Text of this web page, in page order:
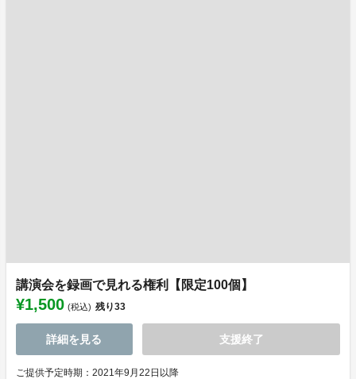
講演会を録画で見れる権利【限定100個】
¥1,500 (税込) 残り33
詳細を見る 支援終了
ご提供予定時期：2021年9月22日以降